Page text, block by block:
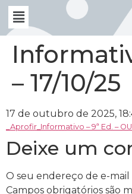
– 17/10/25
17 de outubro de 2025,
_Aprofir_Informativo – 9ª Ed. –
Deixe um
O seu endereço de e-mail
Campos obrigatórios são